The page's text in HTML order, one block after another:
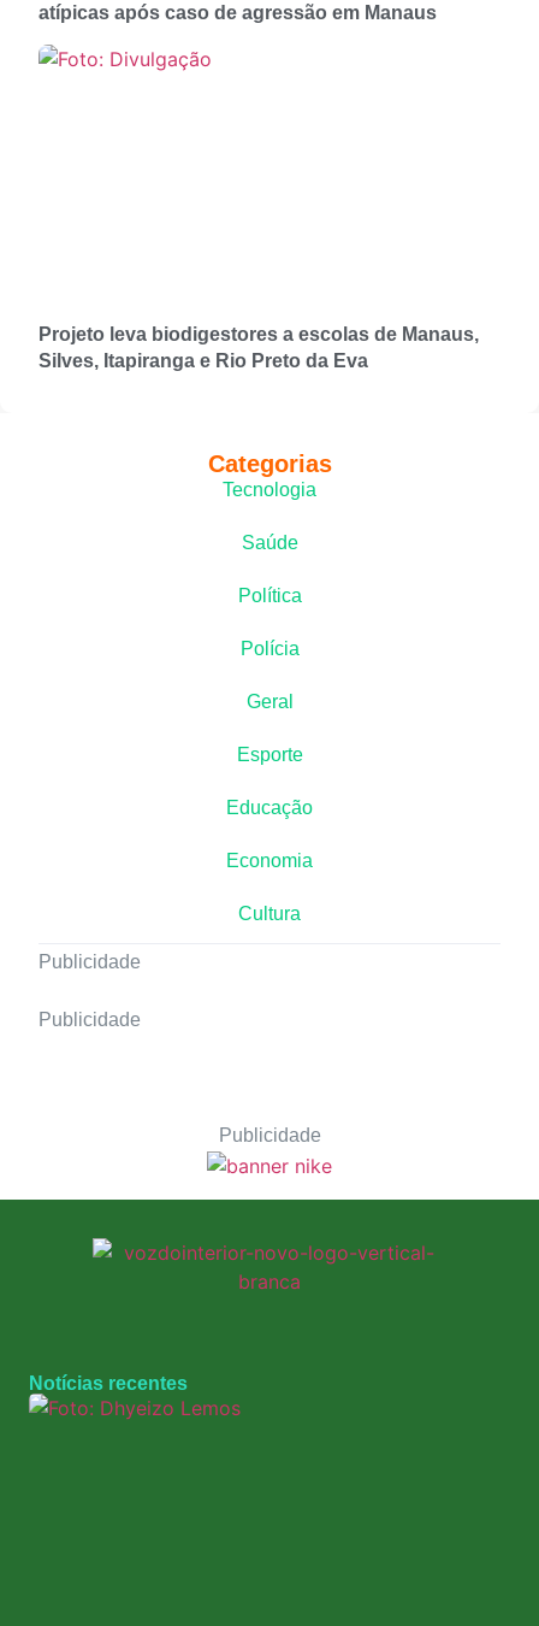
atípicas após caso de agressão em Manaus
Projeto leva biodigestores a escolas de Manaus,
Silves, Itapiranga e Rio Preto da Eva
Categorias
Tecnologia
Saúde
Política
Polícia
Geral
Esporte
Educação
Economia
Cultura
Publicidade
Publicidade
Publicidade
Notícias recentes